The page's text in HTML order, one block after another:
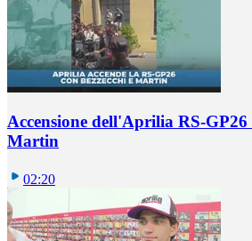
Accensione dell'Aprilia RS-GP26
Martin
02:20